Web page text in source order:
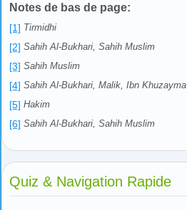
Notes de bas de page:
[1] Tirmidhi
[2] Sahih Al-Bukhari, Sahih Muslim
[3] Sahih Muslim
[4] Sahih Al-Bukhari, Malik, Ibn Khuzayma
[5] Hakim
[6] Sahih Al-Bukhari, Sahih Muslim
Quiz & Navigation Rapide